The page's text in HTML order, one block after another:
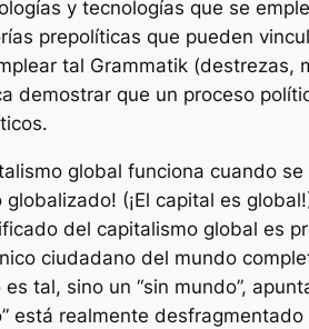
y tecnologías que se
prepolíticas que pueden
tal Grammatik (destrezas,
demostrar que un proceso
global funciona cuando
globalizado! (¡El capital es
del capitalismo global es
ciudadano del mundo
es tal, sino un “sin mundo”,
está realmente